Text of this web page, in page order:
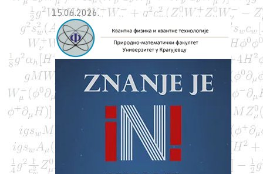
15.06.2026.